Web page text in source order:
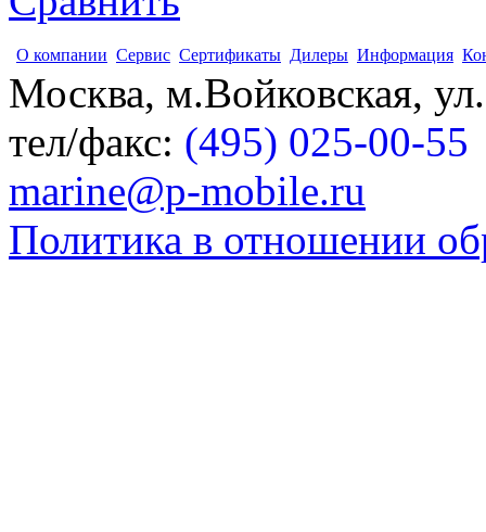
О компании Сервис Сертификаты Дилеры Информация
Москва, м.Войковская,
тел/факс: (495) 025-00-55
marine@p-mobile.ru
Политика в отношении